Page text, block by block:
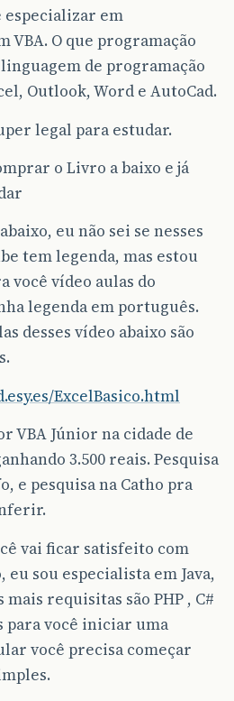
especializar em
VBA. O que programação
linguagem de programação
Outlook, Word e AutoCad.
legal para estudar.
o Livro a baixo e já
eu não sei se nesses
tem legenda, mas estou
você vídeo aulas do
legenda em português.
desses vídeo abaixo são
ExcelBasico.html
VBA Júnior na cidade de
3.500 reais. Pesquisa
e pesquisa na Catho pra
vai ficar satisfeito com
eu sou especialista em Java,
requisitas são PHP , C#
para você iniciar uma
você precisa começar